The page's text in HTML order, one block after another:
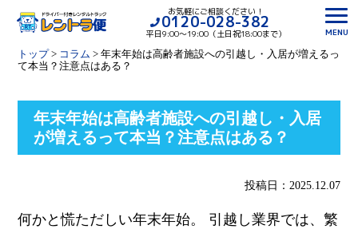
お気軽にご相談ください！
0120-028-382
平日9:00〜19:00（土日祝18:00まで）
MENU
トップ> コラム > 年末年始は高齢者施設への引越し・入居が増えるっ
て本当？注意点はある？
年末年始は高齢者施設への引越し・入居
が増えるって本当？注意点はある？
投稿日：2025.12.07
何かと慌ただしい年末年始。 引越し業界では、繁